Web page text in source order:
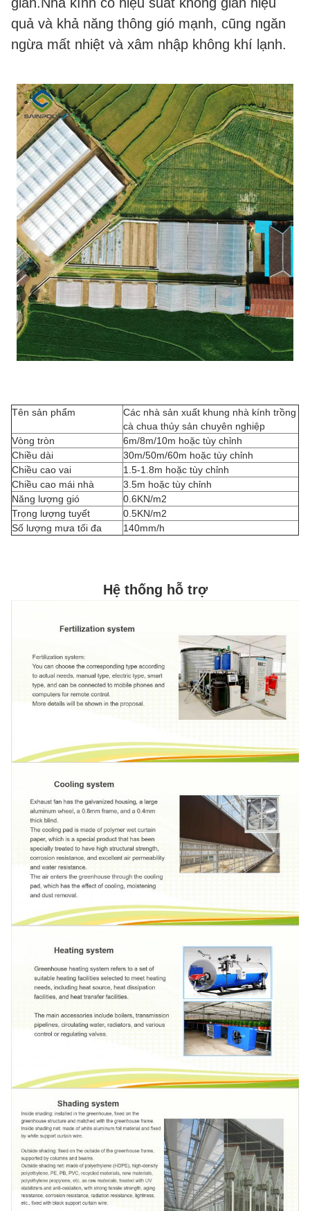
quả và khả năng thông gió mạnh, cũng ngăn
ngừa mất nhiệt và xâm nhập không khí lạnh.
Tên sản phẩm
Các nhà sản xuất khung nhà kính trồng
cà chua thủy sản chuyên nghiệp
Vòng tròn
6m/8m/10m hoặc tùy chỉnh
Chiều dài
30m/50m/60m hoặc tùy chỉnh
Chiều cao vai
1.5-1.8m hoặc tùy chỉnh
Chiều cao mái nhà
3.5m hoặc tùy chỉnh
Năng lượng gió
0.6KN/m2
Trọng lượng tuyết
0.5KN/m2
Số lượng mưa tối đa
140mm/h
Hệ thống hỗ trợ